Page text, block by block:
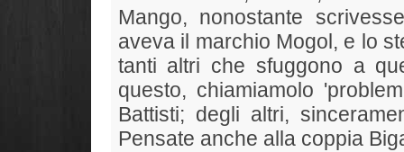
Mango, nonostante
aveva il marchio Mogol, e lo
tanti altri che sfuggono a
questo, chiamiamolo
Battisti; degli altri,
Pensate anche alla coppia